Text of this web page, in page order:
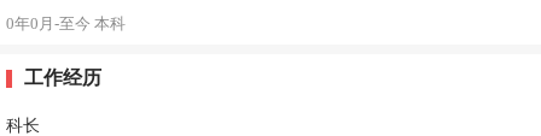
0年0月-至今 本科
工作经历
科长